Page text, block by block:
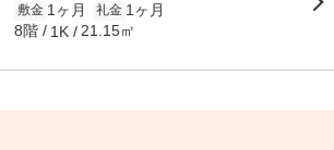
敷金 1ヶ月 礼金 1ヶ月
8階 1K 21.15㎡